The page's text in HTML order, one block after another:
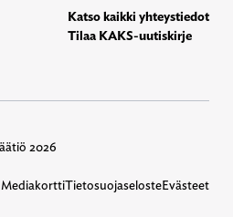
Katso kaikki yhteystiedot
Tilaa KAKS-uutiskirje
2026
MediakorttiTietosuojaselosteEvästeet